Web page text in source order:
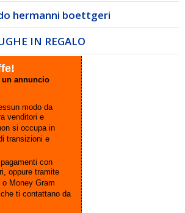
hermanni boettgeri
IN REGALO
annuncio
modo da
venditori e
si occupa in
transizioni e
con
oppure tramite
Money Gram
ti contattano da